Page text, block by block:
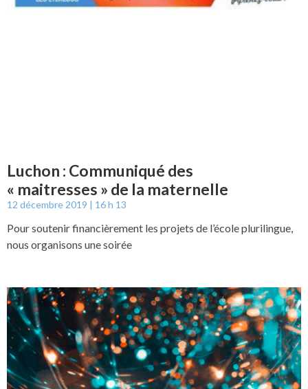
Luchon : Communiqué des
« maitresses » de la maternelle
12 décembre 2019 16 h 13
Pour soutenir financièrement les projets de l’école plurilingue,
nous organisons une soirée